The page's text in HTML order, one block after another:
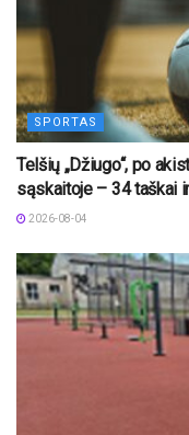
SPORTAS
Telšių „Džiugo“, po
sąskaitoje – 34 taškai
2026-08-04